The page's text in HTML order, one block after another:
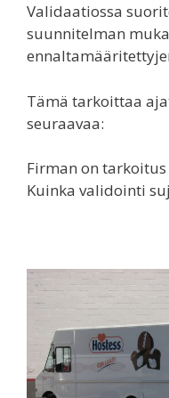
Validaatiossa
suunnitelman
Tämä tarkoittaa
seuraavaa:
Firman on
Kuinka validointi